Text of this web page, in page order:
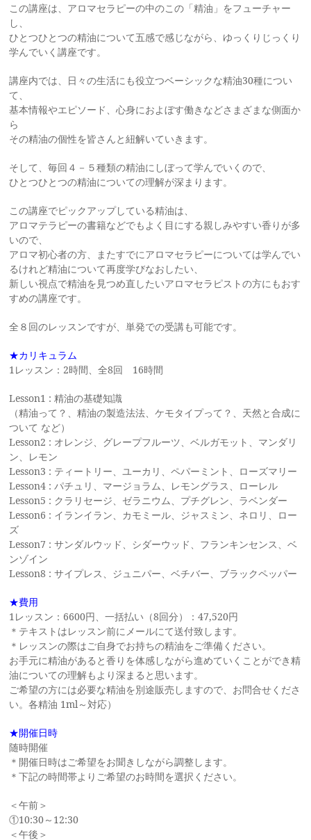
この講座は、アロマセラピーの中のこの「精油」をフューチャー
し、
ひとつひとつの精油について五感で感じながら、ゆっくりじっくり
学んでいく講座です。
講座内では、日々の生活にも役立つベーシックな精油30種につい
て、
基本情報やエピソード、心身におよぼす働きなどさまざまな側面か
ら
その精油の個性を皆さんと紐解いていきます。
そして、毎回４－５種類の精油にしぼって学んでいくので、
ひとつひとつの精油についての理解が深まります。
この講座でピックアップしている精油は、
アロマテラピーの書籍などでもよく目にする親しみやすい香りが多
いので、
アロマ初心者の方、またすでにアロマセラピーについては学んでい
るけれど精油について再度学びなおしたい、
新しい視点で精油を見つめ直したいアロマセラピストの方にもおす
すめの講座です。
全８回のレッスンですが、単発での受講も可能です。
★カリキュラム
1レッスン：2時間、全8回 16時間
Lesson1 : 精油の基礎知識
（精油って？、精油の製造法法、ケモタイプって？、天然と合成に
ついて など）
Lesson2 : オレンジ、グレープフルーツ、ベルガモット、マンダリ
ン、レモン
Lesson3 : ティートリー、ユーカリ、ペパーミント、ローズマリー
Lesson4 : パチュリ、マージョラム、レモングラス、ローレル
Lesson5 : クラリセージ、ゼラニウム、プチグレン、ラベンダー
Lesson6 : イランイラン、カモミール、ジャスミン、ネロリ、ロー
ズ
Lesson7 : サンダルウッド、シダーウッド、フランキンセンス、ベ
ンゾイン
Lesson8 : サイプレス、ジュニパー、ベチバー、ブラックペッパー
★費用
1レッスン：6600円、一括払い（8回分）：47,520円
＊テキストはレッスン前にメールにて送付致します。
＊レッスンの際はご自身でお持ちの精油をご準備ください。
お手元に精油があると香りを体感しながら進めていくことができ精
油についての理解もより深まると思います。
ご希望の方には必要な精油を別途販売しますので、お問合せくださ
い。各精油 1ml～対応）
★開催日時
随時開催
＊開催日時はご希望をお聞きしながら調整します。
＊下記の時間帯よりご希望のお時間を選択ください。
＜午前＞
①10:30～12:30
＜午後＞